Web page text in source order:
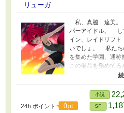
リューガ
私、真脇 達美。
パーアイドル。 し
イン、レイドリフ
いでしょ。 私たち
を集めた学園、通
この備品を務めて
の。 ３０人の生徒
何でも宇宙人や怪
それをやっつけて
それは解決して地球
24h.ポイント 0pt
小説
SF